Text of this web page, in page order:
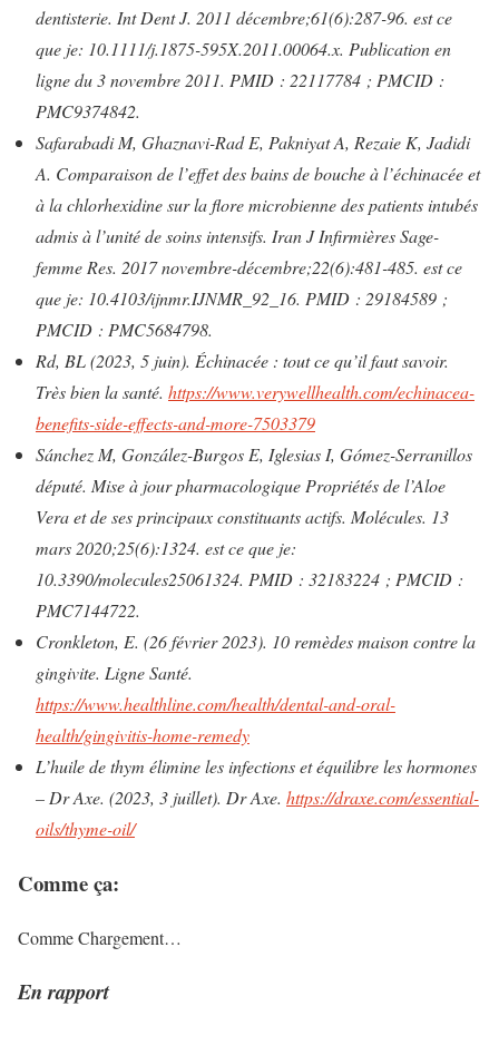
dentisterie. Int Dent J. 2011 décembre;61(6):287-96. est ce
que je: 10.1111/j.1875-595X.2011.00064.x. Publication en
ligne du 3 novembre 2011. PMID : 22117784 ; PMCID :
PMC9374842.
Safarabadi M, Ghaznavi-Rad E, Pakniyat A, Rezaie K, Jadidi
A. Comparaison de l’effet des bains de bouche à l’échinacée et
à la chlorhexidine sur la flore microbienne des patients intubés
admis à l’unité de soins intensifs. Iran J Infirmières Sage-
femme Res. 2017 novembre-décembre;22(6):481-485. est ce
que je: 10.4103/ijnmr.IJNMR_92_16. PMID : 29184589 ;
PMCID : PMC5684798.
Rd, BL (2023, 5 juin). Échinacée : tout ce qu’il faut savoir.
Très bien la santé. https://www.verywellhealth.com/echinacea-
benefits-side-effects-and-more-7503379
Sánchez M, González-Burgos E, Iglesias I, Gómez-Serranillos
député. Mise à jour pharmacologique Propriétés de l’Aloe
Vera et de ses principaux constituants actifs. Molécules. 13
mars 2020;25(6):1324. est ce que je:
10.3390/molecules25061324. PMID : 32183224 ; PMCID :
PMC7144722.
Cronkleton, E. (26 février 2023). 10 remèdes maison contre la
gingivite. Ligne Santé.
https://www.healthline.com/health/dental-and-oral-
health/gingivitis-home-remedy
L’huile de thym élimine les infections et équilibre les hormones
– Dr Axe. (2023, 3 juillet). Dr Axe. https://draxe.com/essential-
oils/thyme-oil/
Comme ça:
CommeChargement…
En rapport